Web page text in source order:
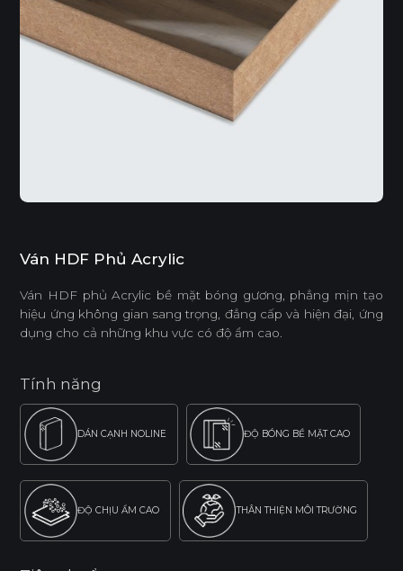
Ván HDF Phủ Acrylic
Ván HDF phủ Acrylic bề mặt bóng gương, phẳng mịn tạo
hiệu ứng không gian sang trọng, đẳng cấp và hiện đại, ứng
dụng cho cả những khu vực có độ ẩm cao.
Tính năng
DÁN CẠNH NOLINE ĐỘ BÓNG BỀ MẶT CAO
ĐỘ CHỊU ẨM CAO THÂN THIỆN MÔI TRƯỜNG